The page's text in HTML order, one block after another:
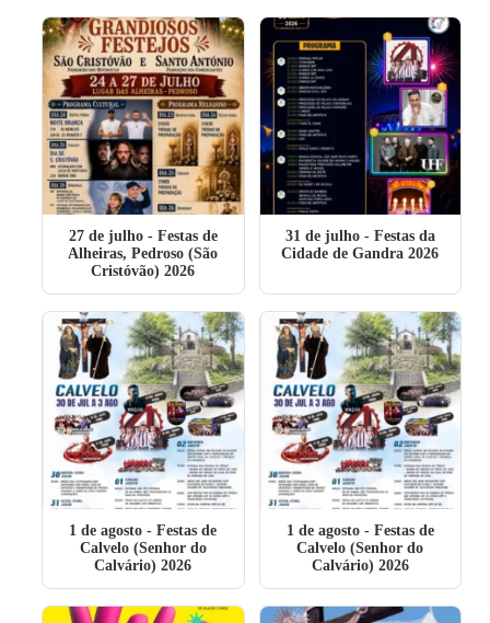
27 de julho- Festas de
Alheiras, Pedroso (São
Cristóvão) 2026
31 de julho- Festas da
Cidade de Gandra 2026
1 de agosto - Festas de
Calvelo (Senhor do
Calvário) 2026
1 de agosto- Festas de
Calvelo (Senhor do
Calvário) 2026